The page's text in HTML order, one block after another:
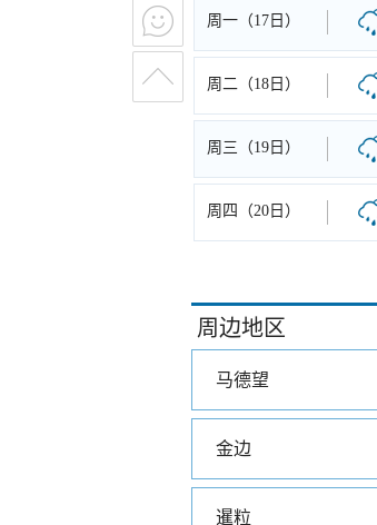
周一（17日）
周二（18日）
周三（19日）
周四（20日）
周边地区
马德望
金边
暹粒